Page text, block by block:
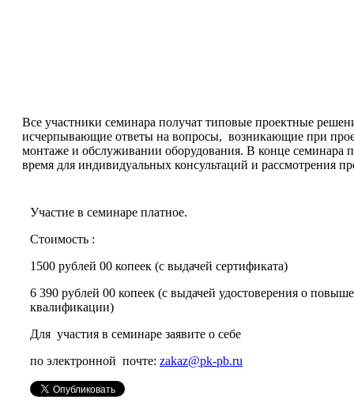
Все участники семинара получат типовые проектные
исчерпывающие ответы на вопросы, возникающие при
монтаже и обслуживании оборудования. В конце семинара
время для индивидуальных консультаций и рассмотрения
Участие в семинаре платное.
Стоимость :
1500 рублей 00 копеек (с выдачей сертификата)
6 390 рублей 00 копеек (с выдачей удостоверения о
квалификации)
Для участия в семинаре заявите о себе
по электронной почте: zakaz@pk-pb.ru